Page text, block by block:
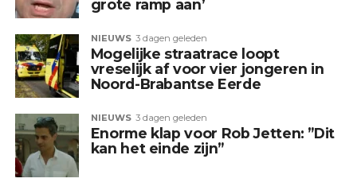
grote ramp aan’
NIEUWS 3 dagen geleden
Mogelijke straatrace loopt
vreselijk af voor vier jongeren in
Noord-Brabantse Eerde
NIEUWS 3 dagen geleden
Enorme klap voor Rob Jetten: ”Dit
kan het einde zijn”